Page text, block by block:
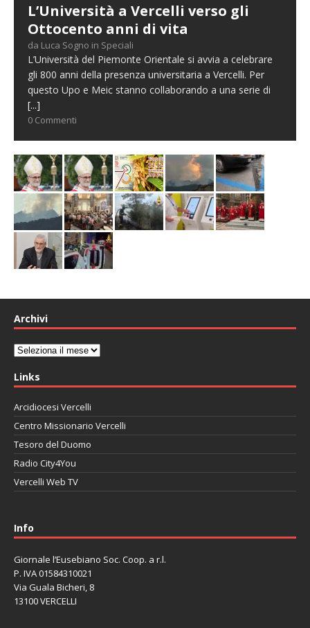
L’Università a Vercelli verso gli
Ottocento anni di vita
da Luca Sogno in Speciali
L’Università del Piemonte Orientale si avvia a celebrare
gli 800 anni della presenza universitaria a Vercelli. Per
questo Upo e Meic stanno collaborando a una serie di
[...]
0 Commenti
Archivi
Archivi
Links
Arcidiocesi Vercelli
Centro Missionario Vercelli
Tesoro del Duomo
Radio City4You
Vercelli Web TV
Info
Giornale l’Eusebiano Soc. Coop. a r.l.
P. IVA 01584310021
Via Guala Bicheri, 8
13100 VERCELLI